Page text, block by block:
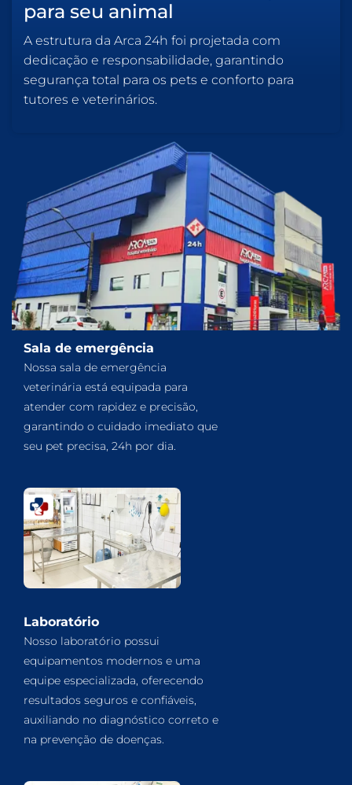
para seu animal
A estrutura da Arca 24h foi projetada com
dedicação e responsabilidade, garantindo
segurança total para os pets e conforto para
tutores e veterinários.
Sala de emergência
Nossa sala de emergência
veterinária está equipada para
atender com rapidez e precisão,
garantindo o cuidado imediato que
seu pet precisa, 24h por dia.
Laboratório
Nosso laboratório possui
equipamentos modernos e uma
equipe especializada, oferecendo
resultados seguros e confiáveis,
auxiliando no diagnóstico correto e
na prevenção de doenças.